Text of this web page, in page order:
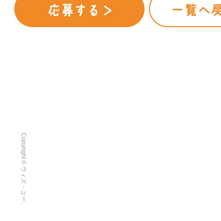
Copyright © ウィズ・ユー All Rights Reserved.